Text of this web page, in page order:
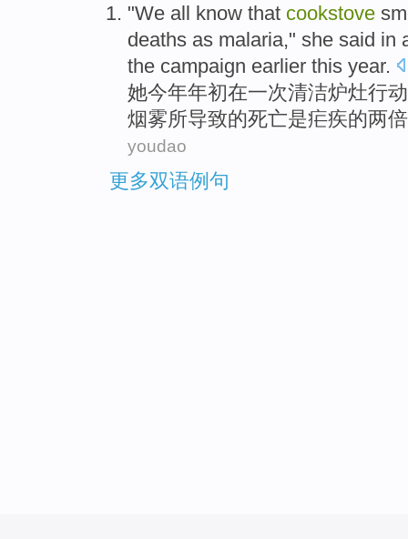
"We all know that cookstove
deaths as malaria," she said in
the campaign earlier this year.
她今年年初在一次清洁炉灶行动
烟雾所导致的死亡是疟疾的两
youdao
更多双语例句